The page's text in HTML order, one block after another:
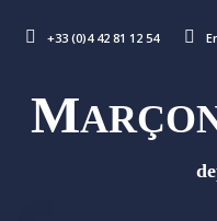
+33 (0)4 42 81 12 54
M